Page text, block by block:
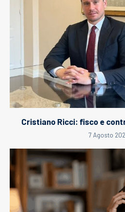
Cristiano Ricci: fisco e
7 Agosto